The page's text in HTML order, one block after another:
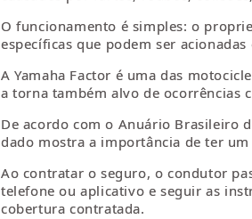
O funcionamento é simples: o
específicas que podem ser
A Yamaha Factor é uma das
a torna também alvo de ocorrências
De acordo com o Anuário Brasileiro
dado mostra a importância de ter
Ao contratar o seguro, o condutor
telefone ou aplicativo e seguir as
cobertura contratada.